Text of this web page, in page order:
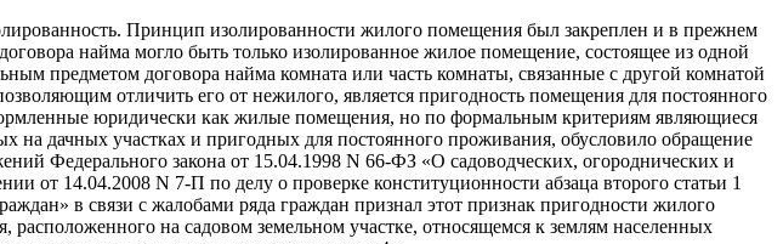
Принцип изолированности жилого помещения был закреплен и в прежнем
найма могло быть только изолированное жилое помещение, состоящее из одной
предметом договора найма комната или часть комнаты, связанные с другой комнатой
отличить его от нежилого, является пригодность помещения для постоянного
юридически как жилые помещения, но по формальным критериям являющиеся
дачных участках и пригодных для постоянного проживания, обусловило обращение
Федерального закона от 15.04.1998 N 66-ФЗ «О садоводческих, огороднических и
14.04.2008 N 7-П по делу о проверке конституционности абзаца второго статьи 1
в связи с жалобами ряда граждан признал этот признак пригодности жилого
на садовом земельном участке, относящемся к землям населенных